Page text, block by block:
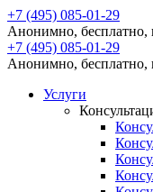
+7 (495) 085-01-29
Анонимно, бесплатно,
+7 (495) 085-01-29
Анонимно, бесплатно,
Услуги